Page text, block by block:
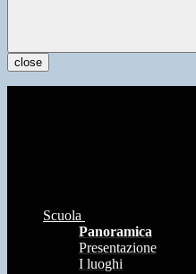
close
Scuola
Panoramica
Presentazione
I luoghi